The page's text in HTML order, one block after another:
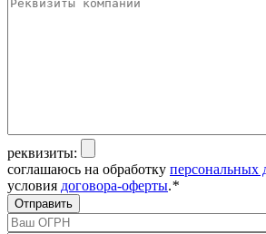
реквизиты:
соглашаюсь на обработку персональных
условия договора-оферты.*